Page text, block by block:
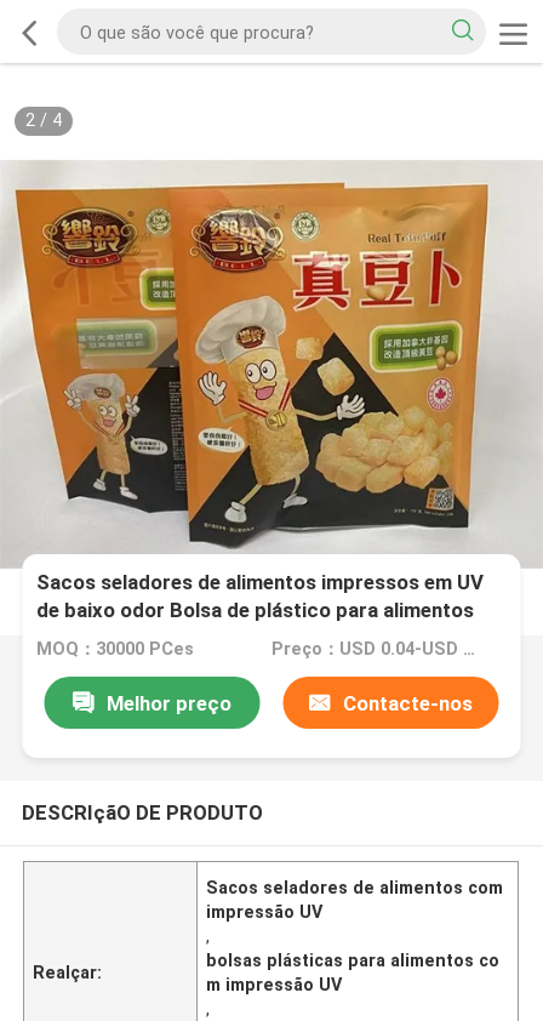
2/ 4
Sacos seladores de alimentos impressos em UV
de baixo odor Bolsa de plástico para alimentos
200 mm de largura
MOQ：30000 PCes Preço：USD 0.04-USD 0.15
Melhor preço Contacte-nos
DESCRIçãO DE PRODUTO
Realçar:
Sacos seladores de alimentos com
impressão UV
,
bolsas plásticas para alimentos co
m impressão UV
,